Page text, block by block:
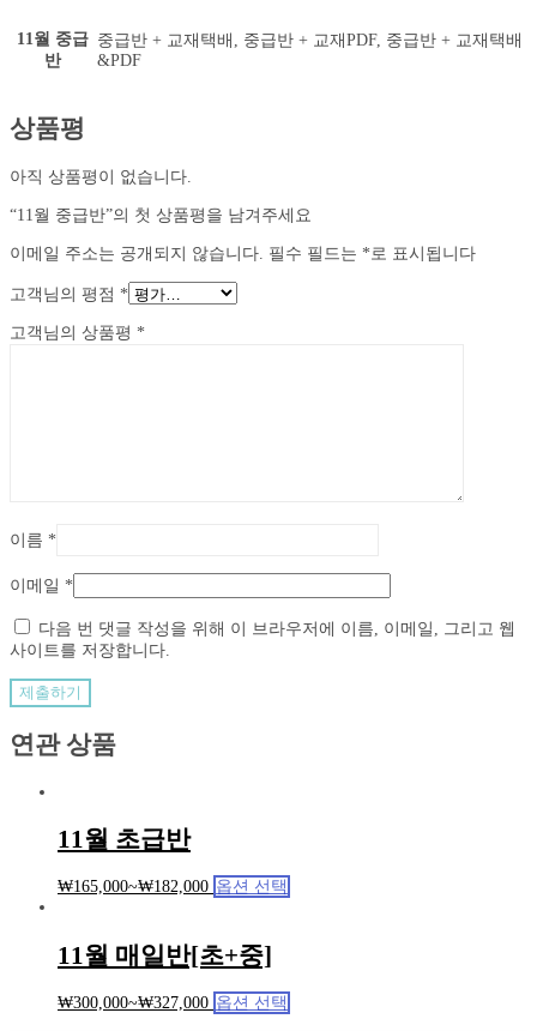
11월 중급
반
중급반 + 교재택배, 중급반 + 교재PDF, 중급반 + 교재택배
&PDF
상품평
아직 상품평이 없습니다.
“11월 중급반”의 첫 상품평을 남겨주세요
이메일 주소는 공개되지 않습니다. 필수 필드는 *로 표시됩니다
고객님의 평점 *
고객님의 상품평 *
이름 *
이메일 *
다음 번 댓글 작성을 위해 이 브라우저에 이름, 이메일, 그리고 웹
사이트를 저장합니다.
연관 상품
11월 초급반
₩165,000~₩182,000 옵션 선택
11월 매일반[초+중]
₩300,000~₩327,000 옵션 선택